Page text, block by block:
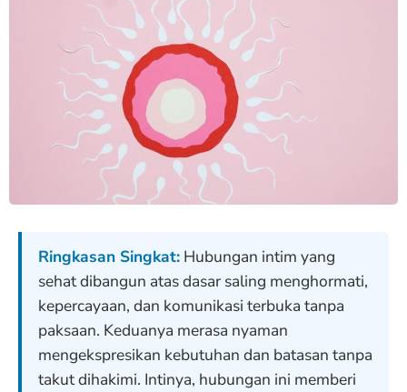
Ringkasan Singkat: Hubungan intim yang
sehat dibangun atas dasar saling menghormati,
kepercayaan, dan komunikasi terbuka tanpa
paksaan. Keduanya merasa nyaman
mengekspresikan kebutuhan dan batasan tanpa
takut dihakimi. Intinya, hubungan ini memberi